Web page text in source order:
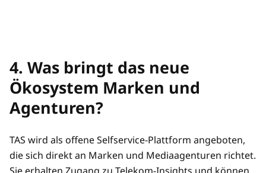
4. Was bringt das neue
Ökosystem Marken und
Agenturen?
TAS wird als offene Selfservice-Plattform angeboten,
die sich direkt an Marken und Mediaagenturen richtet.